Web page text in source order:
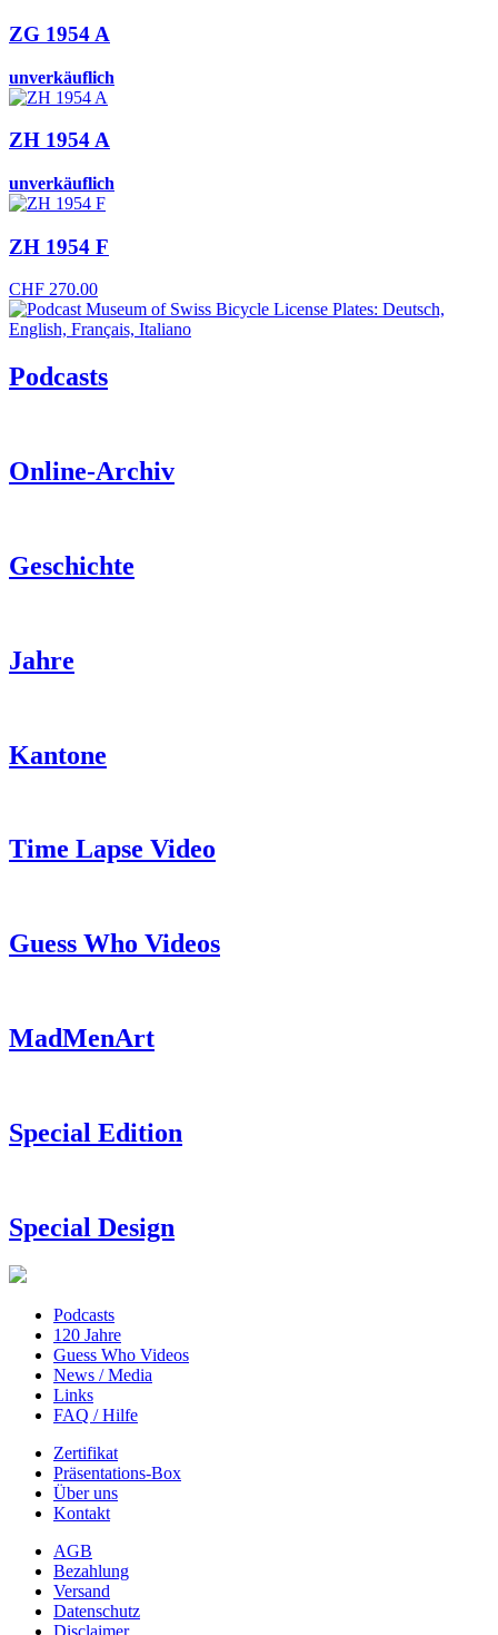
ZG 1954 A
unverkäuflich
ZH 1954 A
unverkäuflich
ZH 1954 F
CHF 270.00
Podcasts
Online-Archiv
Geschichte
Jahre
Kantone
Time Lapse Video
Guess Who Videos
MadMenArt
Special Edition
Special Design
Podcasts
120 Jahre
Guess Who Videos
News / Media
Links
FAQ / Hilfe
Zertifikat
Präsentations-Box
Über uns
Kontakt
AGB
Bezahlung
Versand
Datenschutz
Disclaimer